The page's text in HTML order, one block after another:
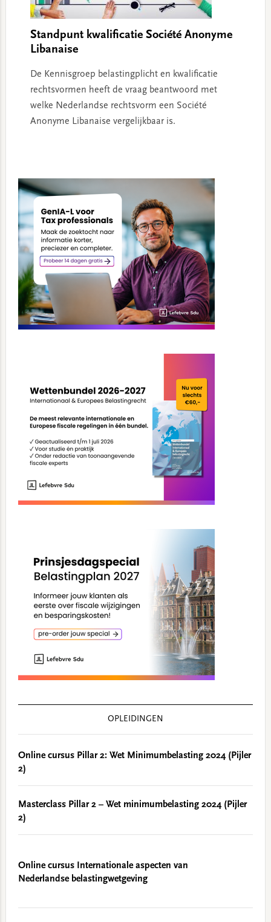
Standpunt kwalificatie Société Anonyme
Libanaise
De Kennisgroep belastingplicht en kwalificatie
rechtsvormen heeft de vraag beantwoord met
welke Nederlandse rechtsvorm een Société
Anonyme Libanaise vergelijkbaar is.
Sidebar
OPLEIDINGEN
Online cursus Pillar 2: Wet Minimumbelasting 2024 (Pijler
2)
Masterclass Pillar 2 – Wet minimumbelasting 2024 (Pijler
2)
Online cursus Internationale aspecten van
Nederlandse belastingwetgeving